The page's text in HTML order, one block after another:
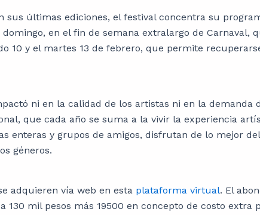
sus últimas ediciones, el festival concentra su
domingo, en el fin de semana extralargo de Carnaval,
10 y el martes 13 de febrero, que permite
ni en la calidad de los artistas ni en la demanda
que cada año se suma a la vivir la experiencia
enteras y grupos de amigos, disfrutan de lo mejor
géneros.
adquieren vía web en esta plataforma virtual. El
130 mil pesos más 19500 en concepto de costo extra